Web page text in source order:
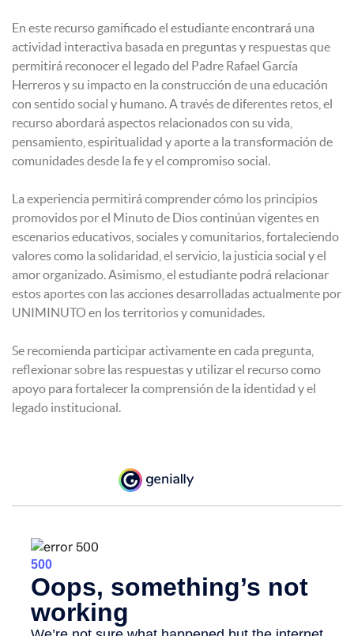
En este recurso gamificado el estudiante encontrará una
actividad interactiva basada en preguntas y respuestas que
permitirá reconocer el legado del Padre Rafael García
Herreros y su impacto en la construcción de una educación
con sentido social y humano. A través de diferentes retos, el
recurso abordará aspectos relacionados con su vida,
pensamiento, espiritualidad y aporte a la transformación de
comunidades desde la fe y el compromiso social.
La experiencia permitirá comprender cómo los principios
promovidos por el Minuto de Dios continúan vigentes en
escenarios educativos, sociales y comunitarios, fortaleciendo
valores como la solidaridad, el servicio, la justicia social y el
amor organizado. Asimismo, el estudiante podrá relacionar
estos aportes con las acciones desarrolladas actualmente por
UNIMINUTO en los territorios y comunidades.
Se recomienda participar activamente en cada pregunta,
reflexionar sobre las respuestas y utilizar el recurso como
apoyo para fortalecer la comprensión de la identidad y el
legado institucional.